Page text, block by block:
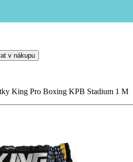
v nákupu
King Pro Boxing KPB Stadium 1 M